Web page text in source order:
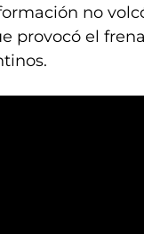
no
provocó el